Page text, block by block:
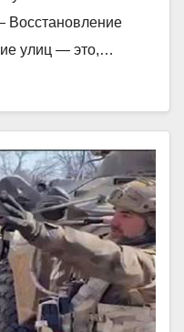
улиц — это,…